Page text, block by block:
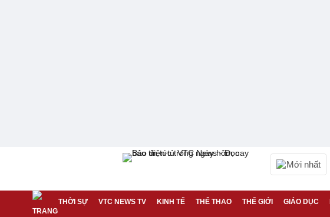
Mới nhất
THỜI SỰ VTC NEWS TV KINH TẾ THỂ THAO THẾ GIỚI GIÁO DỤC